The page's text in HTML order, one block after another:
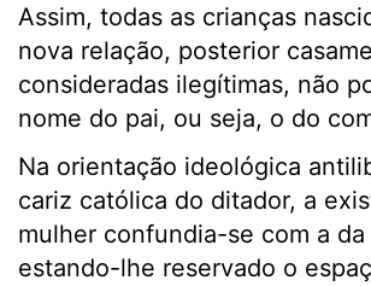
Assim, todas as crianças
nova relação, posterior
consideradas ilegítimas, não
nome do pai, ou seja, o do
Na orientação ideológica
cariz católica do ditador, a
mulher confundia-se com a da
estando-lhe reservado o